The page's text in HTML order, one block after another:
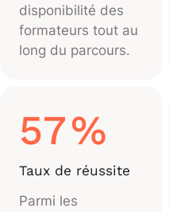
disponibilité des
formateurs tout au
long du parcours.
57%
Taux de réussite
Parmi les